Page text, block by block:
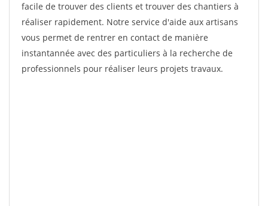
facile de trouver des clients et trouver des chantiers à
réaliser rapidement. Notre service d'aide aux artisans
vous permet de rentrer en contact de manière
instantannée avec des particuliers à la recherche de
professionnels pour réaliser leurs projets travaux.